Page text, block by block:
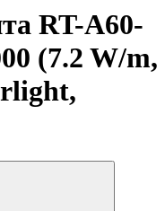
RT-A60-
(7.2 W/m,